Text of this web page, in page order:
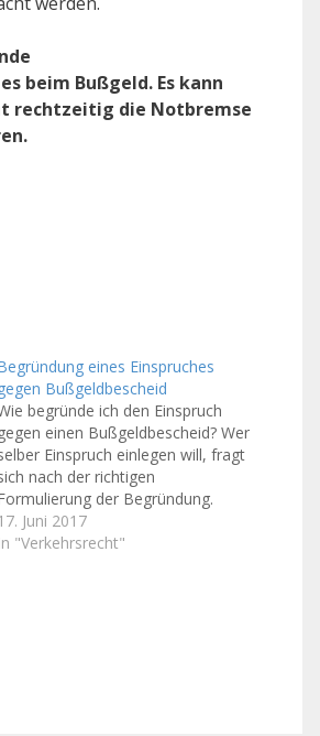
beim Bußgeld. Es kann
rechtzeitig die Notbremse
eines Einspruches
gegen Bußgeldbescheid
begründe ich den Einspruch
gegen einen Bußgeldbescheid? Wer
Einspruch einlegen will, fragt
nach der richtigen
der Begründung.
ein Bußgeldbescheid wegen
eines Verkehrsverstoßes eingeht,
Juni 2017
In "Verkehrsrecht"